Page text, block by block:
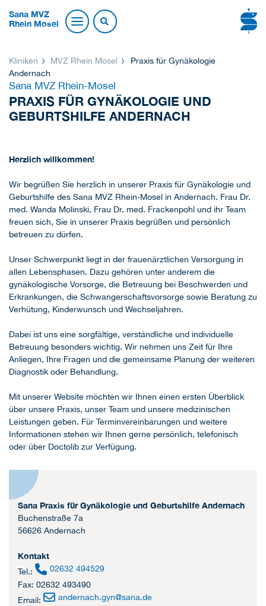
Sana MVZ
Rhein Mosel
Kliniken MVZ Rhein Mosel
Praxis für Gynäkologie
Andernach
Sana MVZ Rhein-Mosel
PRAXIS FÜR GYNÄKOLOGIE UND
GEBURTSHILFE ANDERNACH
Herzlich willkommen!
Wir begrüßen Sie herzlich in unserer Praxis für Gynäkologie und
Geburtshilfe des Sana MVZ Rhein-Mosel in Andernach. Frau Dr.
med. Wanda Molinski, Frau Dr. med. Frackenpohl und ihr Team
freuen sich, Sie in unserer Praxis begrüßen und persönlich
betreuen zu dürfen.
Unser Schwerpunkt liegt in der frauenärztlichen Versorgung in
allen Lebensphasen. Dazu gehören unter anderem die
gynäkologische Vorsorge, die Betreuung bei Beschwerden und
Erkrankungen, die Schwangerschaftsvorsorge sowie Beratung zu
Verhütung, Kinderwunsch und Wechseljahren.
Dabei ist uns eine sorgfältige, verständliche und individuelle
Betreuung besonders wichtig. Wir nehmen uns Zeit für Ihre
Anliegen, Ihre Fragen und die gemeinsame Planung der weiteren
Diagnostik oder Behandlung.
Mit unserer Website möchten wir Ihnen einen ersten Überblick
über unsere Praxis, unser Team und unsere medizinischen
Leistungen geben. Für Terminvereinbarungen und weitere
Informationen stehen wir Ihnen gerne persönlich, telefonisch
oder über Doctolib zur Verfügung.
Sana Praxis für Gynäkologie und Geburtshilfe Andernach
Buchenstraße 7a
56626 Andernach
Kontakt
Tel.:
02632 494529
Fax: 02632 493490
Email:
andernach.gyn@sana.de